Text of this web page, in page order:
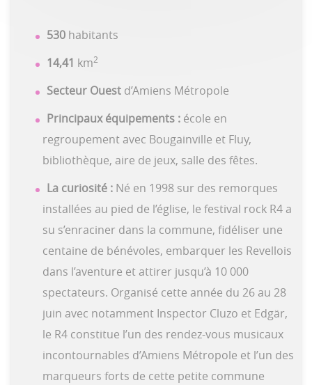
530 habitants
14,41 km2
Secteur Ouest d’Amiens Métropole
Principaux équipements : école en
regroupement avec Bougainville et Fluy,
bibliothèque, aire de jeux, salle des fêtes.
La curiosité : Né en 1998 sur des remorques
installées au pied de l’église, le festival rock R4 a
su s’enraciner dans la commune, fidéliser une
centaine de bénévoles, embarquer les Revellois
dans l’aventure et attirer jusqu’à 10 000
spectateurs. Organisé cette année du 26 au 28
juin avec notamment Inspector Cluzo et Edgär,
le R4 constitue l’un des rendez-vous musicaux
incontournables d’Amiens Métropole et l’un des
marqueurs forts de cette petite commune